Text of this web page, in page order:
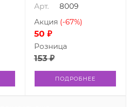
Арт. 8009
50 ₽
Акция (-67%)
153 ₽
Розница
ПОДРОБНЕЕ